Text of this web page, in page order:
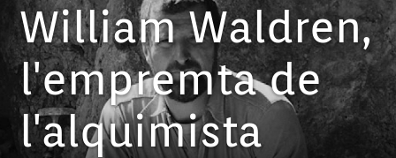
William Waldren,
l'empremta de
l'alquimista